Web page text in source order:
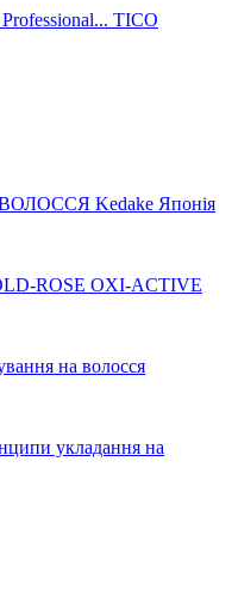
TICO
Kedake Японія
ROSE OXI-ACTIVE
на волосся
укладання на